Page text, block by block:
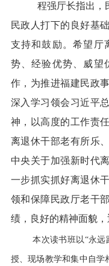
程强厅长指出，
民政人打下的良好基
支持和鼓励。希望厅
势、经验优势、威望
作，为推进福建民政
深入学习领会习近平
神，以高度的工作责
离退休干部老有所乐
中央关于加强新时代
一步抓实抓好离退休
领和保障民政厅老干
绩，良好的精神面貌，
本次读书班以“永远
授、现场教学和集中自学